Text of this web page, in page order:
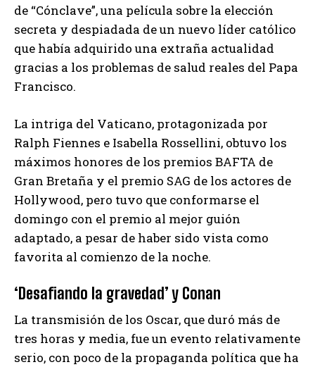
de “Cónclave”, una película sobre la elección
secreta y despiadada de un nuevo líder católico
que había adquirido una extraña actualidad
gracias a los problemas de salud reales del Papa
Francisco.
La intriga del Vaticano, protagonizada por
Ralph Fiennes e Isabella Rossellini, obtuvo los
máximos honores de los premios BAFTA de
Gran Bretaña y el premio SAG de los actores de
Hollywood, pero tuvo que conformarse el
domingo con el premio al mejor guión
adaptado, a pesar de haber sido vista como
favorita al comienzo de la noche.
‘Desafiando la gravedad’ y Conan
La transmisión de los Oscar, que duró más de
tres horas y media, fue un evento relativamente
serio, con poco de la propaganda política que ha